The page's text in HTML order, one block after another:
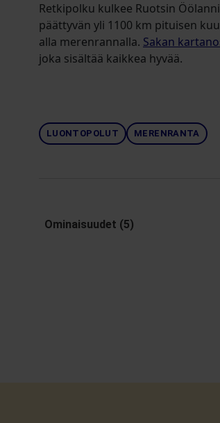
Retkipolku kulkee Ruotsin
päättyvän yli 1100 km pituisen
alla merenrannalla. Sakan
joka sisältää kaikkea hyvää.
LUONTOPOLUT MERENRANTA
Ominaisuudet (5)